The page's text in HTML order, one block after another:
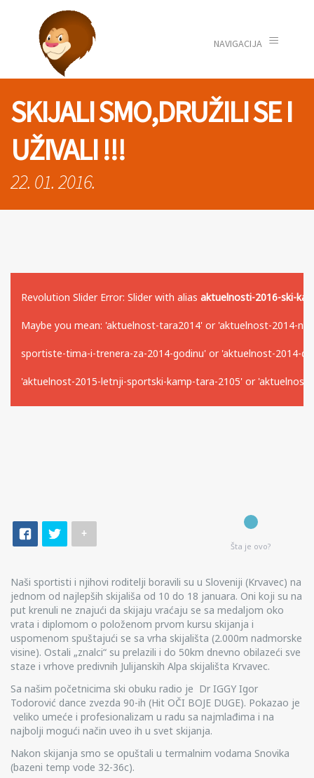
NAVIGACIJA ≡
SKIJALI SMO,DRUŽILI SE I
UŽIVALI !!!
22. 01. 2016.
Revolution Slider Error: Slider with alias aktuelnosti-2016-ski-
Maybe you mean: 'aktuelnost-tara2014' or 'aktuelnost-2014-
sportiste-tima-i-trenera-za-2014-godinu' or 'aktuelnost-2014-
'aktuelnost-2015-letnji-sportski-kamp-tara-2105' or
+
Šta je ovo?
Naši sportisti i njihovi roditelji boravili su u Sloveniji (Krvavec) na
jednom od najlepših skijališa od 10 do 18 januara. Oni koji su na
put krenuli ne znajući da skijaju vraćaju se sa medaljom oko
vrata i diplomom o položenom prvom kursu skijanja i
uspomenom spuštajući se sa vrha skijališta (2.000m nadmorske
visine). Ostali „znalci“ su prelazili i do 50km dnevno obilazeći sve
staze i vrhove predivnih Julijanskih Alpa skijališta Krvavec.
Sa našim početnicima ski obuku radio je Dr IGGY Igor
Todorović dance zvezda 90-ih (Hit OČI BOJE DUGE). Pokazao je
veliko umeće i profesionalizam u radu sa najmlađima i na
najbolji mogući način uveo ih u svet skijanja.
Nakon skijanja smo se opuštali u termalnim vodama Snovika
(bazeni temp vode 32-36c).